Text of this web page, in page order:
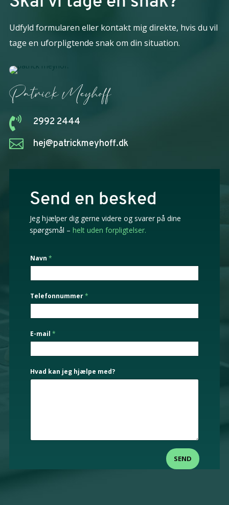
Udfyld formularen eller kontakt mig direkte, hvis du vil
tage en uforpligtende snak om din situation.
 2992 2444
 hej@patrickmeyhoff.dk
Send en besked
Jeg hjælper dig gerne videre og svarer på dine
spørgsmål – helt uden forpligtelser.
e
k
n
v
d
Navn *
Telefonnummer*
E-mail *
Hvad kan jeg hjælpe med?
SEND